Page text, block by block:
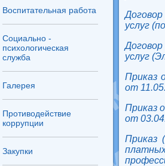
Воспитательная работа
Социально -
психологическая
служба
Галерея
Противодействие
коррупции
Закупки
услуг
услуг
Приказ
от
Приказ
от
Приказ